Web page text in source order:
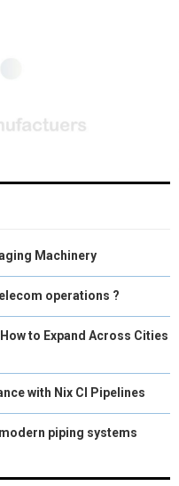
Machinery
operations ?
to Expand Across Cities
with Nix CI Pipelines
piping systems